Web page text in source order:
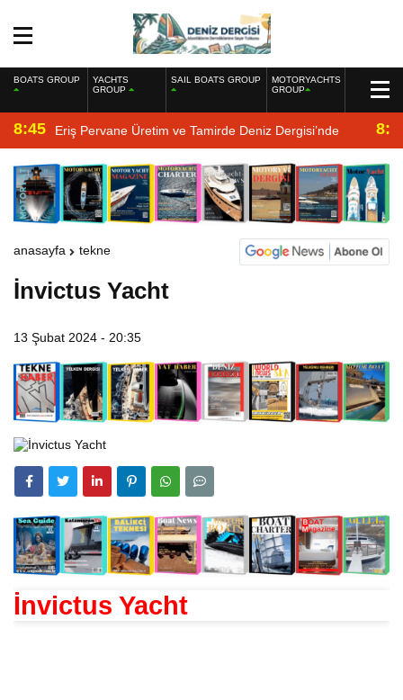
BOATS GROUP
YACHTS
GROUP
SAIL BOATS GROUP
MOTORYACHTS
GROUP
8:45 Eriş Pervane Üretim ve Tamirde Deniz Dergisi’nde
anasayfa tekne
İnvictus Yacht
13 Şubat 2024 - 20:35
İnvictus Yacht